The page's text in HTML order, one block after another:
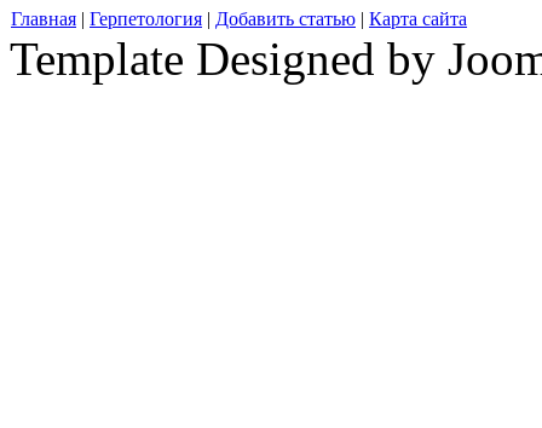
Главная | Герпетология | Добавить статью | Карта сайта
Template Designed by